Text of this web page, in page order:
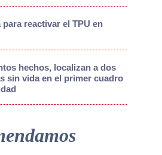
para reactivar el TPU en
hechos, localizan a dos
sin vida en el primer cuadro